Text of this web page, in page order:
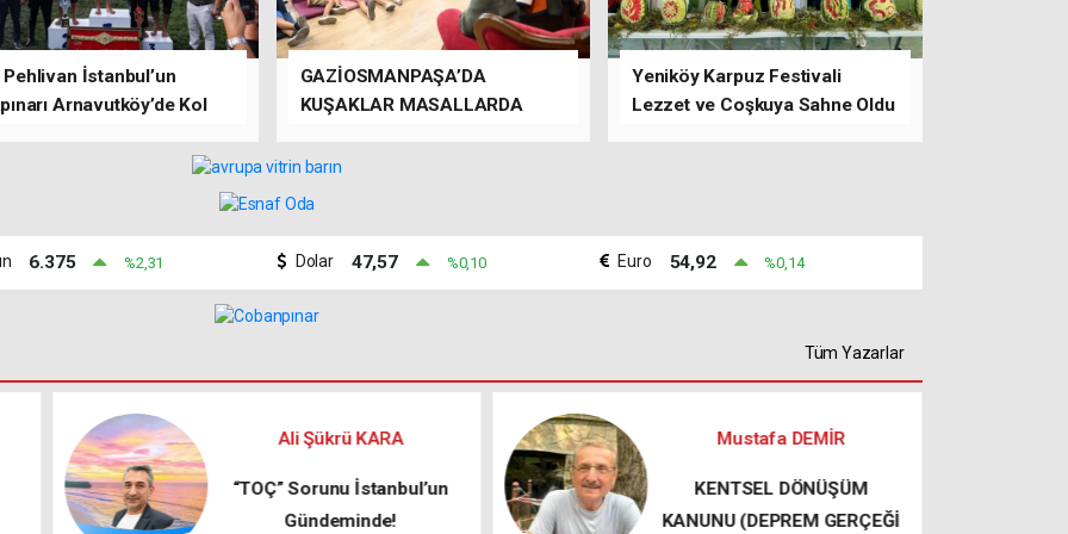
İstanbul’un
Arnavutköy’de Kol
GAZİOSMANPAŞA’DA
KUŞAKLAR MASALLARDA
Yeniköy Karpuz Festivali
Lezzet ve Coşkuya Sahne Oldu
6.375 %2,31 Dolar 47,57 %0,10 Euro 54,92 %0,14
Tüm Yazarlar
Mustafa DEMİR
KENTSEL DÖNÜŞÜM
KANUNU (DEPREM GERÇEĞİ
Mehmet ÖZÇELİK
Dilimi ısırırdım, Sesim
çıkmasın diye...